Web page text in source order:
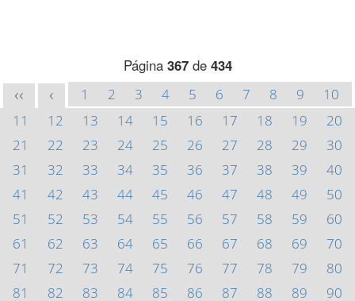
Página 367de 434
<< < 1 2 3 4 5 6 7 8 9
10
11
12 13 14 15 16 17 18 19
20
21
22 23 24 25 26 27 28 29
30
31
32 33 34 35 36 37 38 39
40
41
42 43 44 45 46 47 48 49
50
51
52 53 54 55 56 57 58 59
60
61
62 63 64 65 66 67 68 69
70
71
72 73 74 75 76 77 78 79
80
81
82 83 84 85 86 87 88 89
90